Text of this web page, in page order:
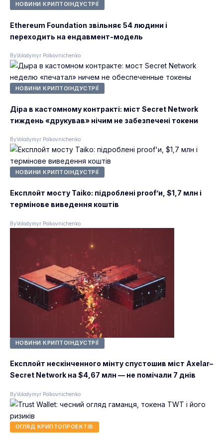
НОВИНИ КРИПТОІНДУСТРІЇ
Ethereum Foundation звільняє 54 людини і
переходить на ендавмент-модель
ByVolodymyr Polkovnichenko
НОВИНИ КРИПТОІНДУСТРІЇ
Діра в кастомному контракті: міст Secret Network
тиждень «друкував» нічим не забезпечені токени
ByVolodymyr Polkovnichenko
НОВИНИ КРИПТОІНДУСТРІЇ
Експлойт мосту Taiko: підроблені proof’и, $1,7 млн і
термінове виведення коштів
ByVolodymyr Polkovnichenko
НОВИНИ КРИПТОІНДУСТРІЇ
Експлойт нескінченного мінту спустошив міст Axelar–
Secret Network на $4,67 млн — не помічали 7 днів
ByVolodymyr Polkovnichenko
ОГЛЯД КРИПТОПРОЕКТІВ